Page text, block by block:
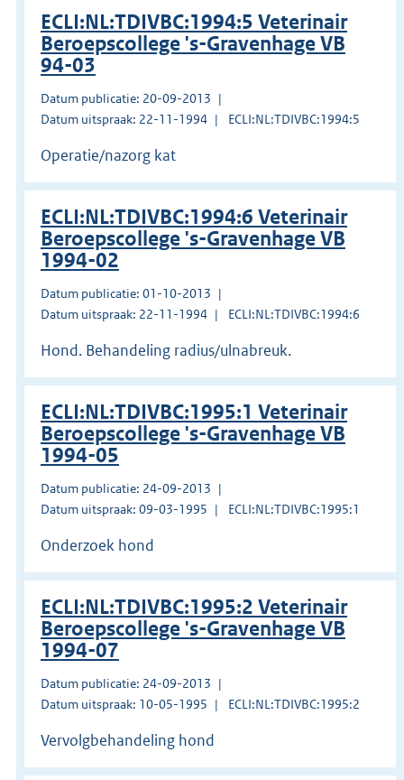
ECLI:NL:TDIVBC:1994:5 Veterinair
Beroepscollege 's-Gravenhage VB
94-03
Datum publicatie: 20-09-2013
Datum uitspraak: 22-11-1994
ECLI:NL:TDIVBC:1994:5
Operatie/nazorg kat
ECLI:NL:TDIVBC:1994:6 Veterinair
Beroepscollege 's-Gravenhage VB
1994-02
Datum publicatie: 01-10-2013
Datum uitspraak: 22-11-1994
ECLI:NL:TDIVBC:1994:6
Hond. Behandeling radius/ulnabreuk.
ECLI:NL:TDIVBC:1995:1 Veterinair
Beroepscollege 's-Gravenhage VB
1994-05
Datum publicatie: 24-09-2013
Datum uitspraak: 09-03-1995
ECLI:NL:TDIVBC:1995:1
Onderzoek hond
ECLI:NL:TDIVBC:1995:2 Veterinair
Beroepscollege 's-Gravenhage VB
1994-07
Datum publicatie: 24-09-2013
Datum uitspraak: 10-05-1995
ECLI:NL:TDIVBC:1995:2
Vervolgbehandeling hond